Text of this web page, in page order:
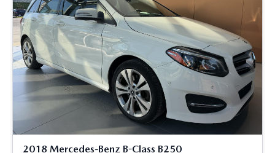
2018 Mercedes-Benz B-Class B250